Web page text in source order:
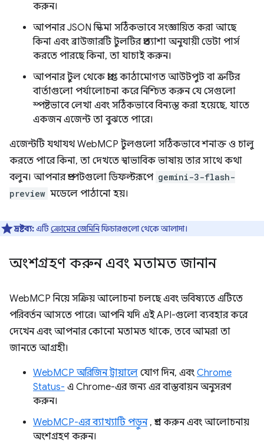
করুন।
আপনার JSON স্কিমা সঠিকভাবে সংজ্ঞায়িত করা আছে
কিনা এবং ব্রাউজারটি টুলটির প্রত্যাশা অনুযায়ী ডেটা পার্স
করতে পারছে কিনা, তা যাচাই করুন।
আপনার টুল থেকে প্রাপ্ত কাঠামোগত আউটপুট বা ত্রুটির
বার্তাগুলো পর্যালোচনা করে নিশ্চিত করুন যে সেগুলো
স্পষ্টভাবে লেখা এবং সঠিকভাবে বিন্যস্ত করা হয়েছে, যাতে
একজন এজেন্ট তা বুঝতে পারে।
এজেন্টটি যথাযথ WebMCP টুলগুলো সঠিকভাবে শনাক্ত ও চালু
করতে পারে কিনা, তা দেখতে স্বাভাবিক ভাষায় তার সাথে কথা
বলুন। আপনার প্রম্পটগুলো ডিফল্টরূপে gemini-3-flash-
preview মডেলে পাঠানো হয়।
দ্রষ্টব্য:এটিক্রোমের জেমিনিফিচারগুলো থেকে আলাদা।
অংশগ্রহণ করুন এবং মতামত জানান
WebMCP নিয়ে সক্রিয় আলোচনা চলছে এবং ভবিষ্যতে এটিতে
পরিবর্তন আসতে পারে। আপনি যদি এই API-গুলো ব্যবহার করে
দেখেন এবং আপনার কোনো মতামত থাকে, তবে আমরা তা
জানতে আগ্রহী।
WebMCP অরিজিন ট্রায়ালে যোগ দিন, এবং Chrome
Status- এ Chrome-এর জন্য এর বাস্তবায়ন অনুসরণ
করুন।
WebMCP-এর ব্যাখ্যাটি পড়ুন, প্রশ্ন করুন এবং আলোচনায়
অংশগ্রহণ করুন।